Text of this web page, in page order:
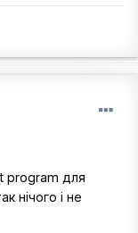
program для
нічого і не